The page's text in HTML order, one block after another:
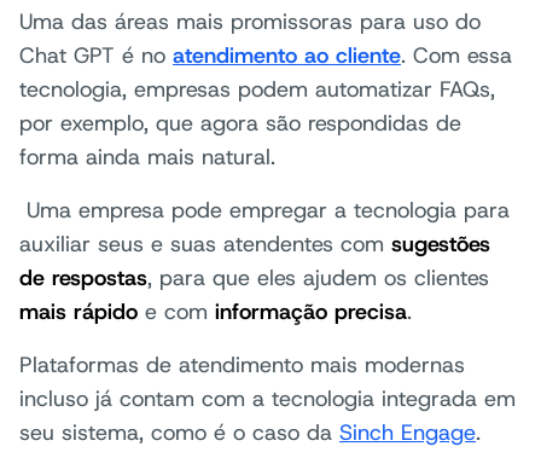
Uma das áreas mais promissoras para uso do
Chat GPT é no atendimento ao cliente. Com essa
tecnologia, empresas podem automatizar FAQs,
por exemplo, que agora são respondidas de
forma ainda mais natural.
Uma empresa pode empregar a tecnologia para
auxiliar seus e suas atendentes com sugestões
de respostas, para que eles ajudem os clientes
mais rápido e com informação precisa.
Plataformas de atendimento mais modernas
incluso já contam com a tecnologia integrada em
seu sistema, como é o caso da Sinch Engage.